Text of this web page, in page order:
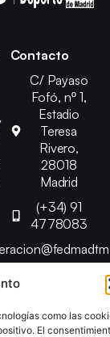
como las
El
Contacto
C/ Payaso
Fofó, nº 1,
Estadio
Teresa
Rivero,
28018
Madrid
(+34) 91
4778083